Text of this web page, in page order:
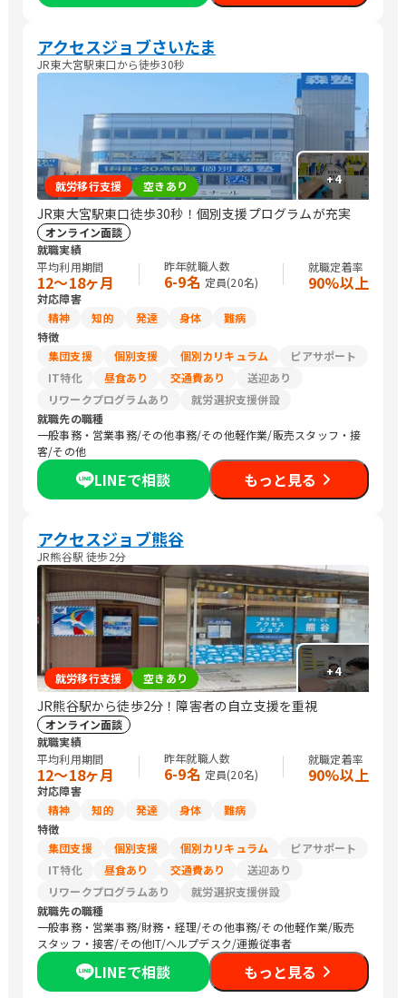
アクセスジョブさいたま
JR東大宮駅東口から徒歩30秒
+4
就労移行支援 空きあり
JR東大宮駅東口徒歩30秒！個別支援プログラムが充実
オンライン面談
就職実績
平均利用期間
12〜18ヶ月
昨年就職人数
6-9名 定員(20名)
就職定着率
90%以上
対応障害
精神
知的 発達 身体
難病
特徴
集団支援
個別支援 個別カリキュラム
ピアサポート
IT特化
昼食あり 交通費あり
送迎あり
リワークプログラムあり
就労選択支援併設
就職先の職種
一般事務・営業事務/その他事務/その他軽作業/販売スタッフ・接
客/その他
LINEで相談 もっと見る
アクセスジョブ熊谷
JR熊谷駅 徒歩2分
+4
就労移行支援 空きあり
JR熊谷駅から徒歩2分！障害者の自立支援を重視
オンライン面談
就職実績
平均利用期間
12〜18ヶ月
昨年就職人数
6-9名 定員(20名)
就職定着率
90%以上
対応障害
精神
知的 発達 身体
難病
特徴
集団支援
個別支援 個別カリキュラム
ピアサポート
IT特化
昼食あり 交通費あり
送迎あり
リワークプログラムあり
就労選択支援併設
就職先の職種
一般事務・営業事務/財務・経理/その他事務/その他軽作業/販売
スタッフ・接客/その他IT/ヘルプデスク/運搬従事者
LINEで相談 もっと見る